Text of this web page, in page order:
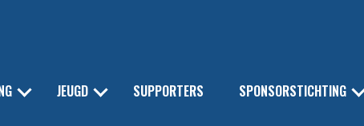
JEUGD SUPPORTERS SPONSORSTICHTING